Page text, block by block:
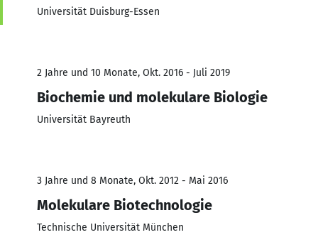
Universität Duisburg-Essen
2 Jahre und 10 Monate, Okt. 2016 - Juli 2019
Biochemie und molekulare Biologie
Universität Bayreuth
3 Jahre und 8 Monate, Okt. 2012 - Mai 2016
Molekulare Biotechnologie
Technische Universität München